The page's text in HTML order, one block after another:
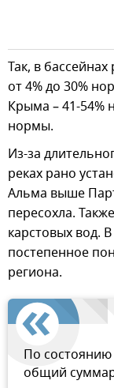
Так, в
от 4% до 30%
Крыма – 41-54%
нормы.
Из-за
реках рано
Альма выше
пересохла.
карстовых вод.
постепенное
региона.
По состоянию
общий